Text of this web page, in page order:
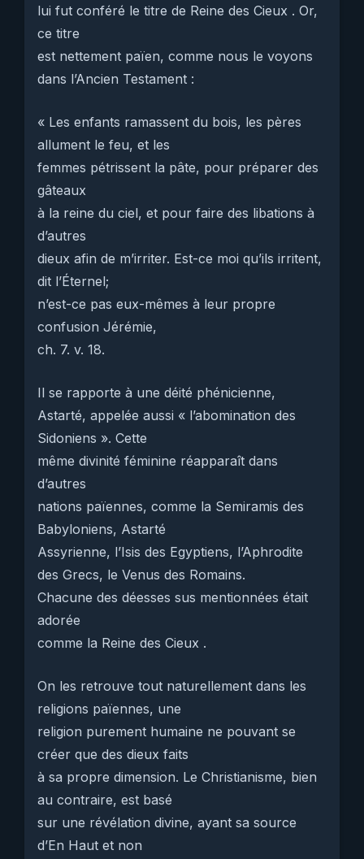
lui fut conféré le titre de Reine des Cieux . Or,
ce titre
est nettement païen, comme nous le voyons
dans l’Ancien Testament :
« Les enfants ramassent du bois, les pères
allument le feu, et les
femmes pétrissent la pâte, pour préparer des
gâteaux
à la reine du ciel, et pour faire des libations à
d’autres
dieux afin de m’irriter. Est-ce moi qu’ils irritent,
dit l’Éternel;
n’est-ce pas eux-mêmes à leur propre
confusion Jérémie,
ch. 7. v. 18.
Il se rapporte à une déité phénicienne,
Astarté, appelée aussi « l’abomination des
Sidoniens ». Cette
même divinité féminine réapparaît dans
d’autres
nations païennes, comme la Semiramis des
Babyloniens, Astarté
Assyrienne, l’Isis des Egyptiens, l’Aphrodite
des Grecs, le Venus des Romains.
Chacune des déesses sus mentionnées était
adorée
comme la Reine des Cieux .
On les retrouve tout naturellement dans les
religions païennes, une
religion purement humaine ne pouvant se
créer que des dieux faits
à sa propre dimension. Le Christianisme, bien
au contraire, est basé
sur une révélation divine, ayant sa source
d’En Haut et non